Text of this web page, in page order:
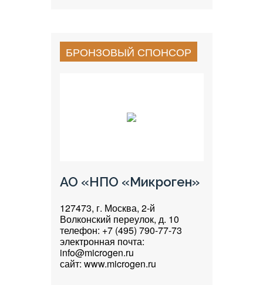
БРОНЗОВЫЙ СПОНСОР
АО «НПО «Микроген»
127473, г. Москва, 2-й
Волконский переулок, д. 10
телефон: +7 (495) 790-77-73
электронная почта:
info@microgen.ru
сайт: www.microgen.ru